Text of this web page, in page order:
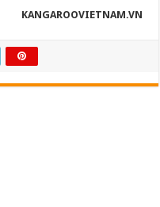
KANGAROOVIETNAM.VN